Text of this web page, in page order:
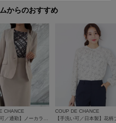
からのおすすめ
CHANCE
【手洗い可／通勤】ノーカラージャケット
COUP DE CHANCE